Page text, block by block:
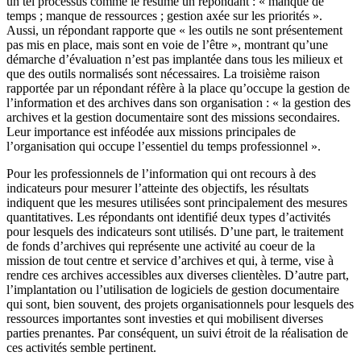
temps ; manque de ressources ; gestion axée sur les priorités ».
Aussi, un répondant rapporte que « les outils ne sont présentement
pas mis en place, mais sont en voie de l’être », montrant qu’une
démarche d’évaluation n’est pas implantée dans tous les milieux et
que des outils normalisés sont nécessaires. La troisième raison
rapportée par un répondant réfère à la place qu’occupe la gestion de
l’information et des archives dans son organisation : « la gestion des
archives et la gestion documentaire sont des missions secondaires.
Leur importance est inféodée aux missions principales de
l’organisation qui occupe l’essentiel du temps professionnel ».
Pour les professionnels de l’information qui ont recours à des
indicateurs pour mesurer l’atteinte des objectifs, les résultats
indiquent que les mesures utilisées sont principalement des mesures
quantitatives. Les répondants ont identifié deux types d’activités
pour lesquels des indicateurs sont utilisés. D’une part, le traitement
de fonds d’archives qui représente une activité au coeur de la
mission de tout centre et service d’archives et qui, à terme, vise à
rendre ces archives accessibles aux diverses clientèles. D’autre part,
l’implantation ou l’utilisation de logiciels de gestion documentaire
qui sont, bien souvent, des projets organisationnels pour lesquels des
ressources importantes sont investies et qui mobilisent diverses
parties prenantes. Par conséquent, un suivi étroit de la réalisation de
ces activités semble pertinent.